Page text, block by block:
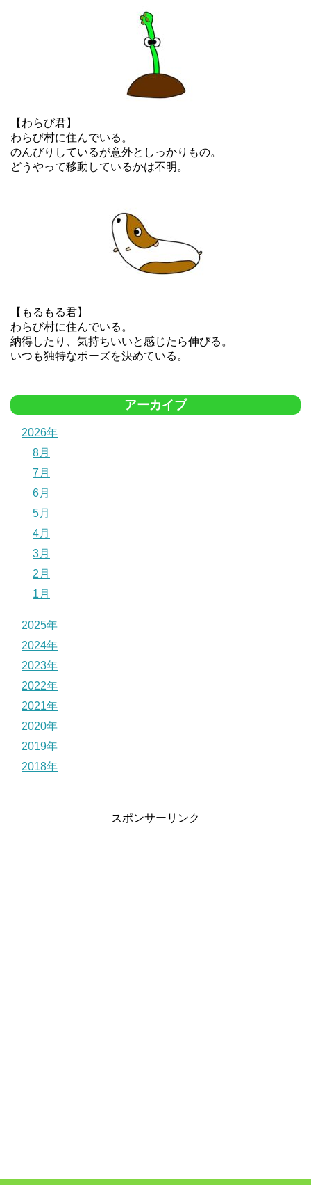
【わらび君】
わらび村に住んでいる。
のんびりしているが意外としっかりもの。
どうやって移動しているかは不明。
【もるもる君】
わらび村に住んでいる。
納得したり、気持ちいいと感じたら伸びる。
いつも独特なポーズを決めている。
アーカイブ
2026年
8月
7月
6月
5月
4月
3月
2月
1月
2025年
2024年
2023年
2022年
2021年
2020年
2019年
2018年
スポンサーリンク